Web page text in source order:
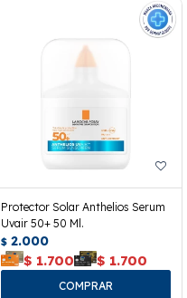
Protector Solar Anthelios Serum
Uvair 50+ 50 Ml.
$ 2.000
$ 1.700 $ 1.700